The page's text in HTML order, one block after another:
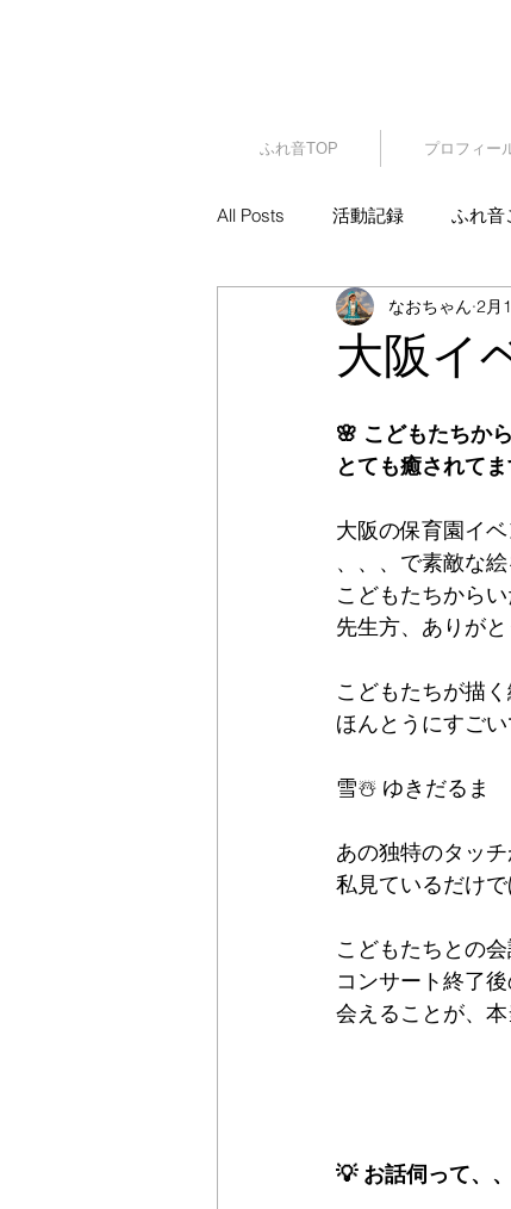
ふれ音TOP プロフィー
All Posts 活動記録 ふれ音
大阪イ
なおちゃん 2月
🌸 こどもたちか
とても癒されて
大阪の保育園イ
、、、で素敵な絵
こどもたちから
先生方、ありが
こどもたちが描く
ほんとうにすごい
雪☃️ ゆきだるま
あの独特のタッチ
私見ているだけ
こどもたちとの
コンサート終了
会えることが、
💡 お話伺って、